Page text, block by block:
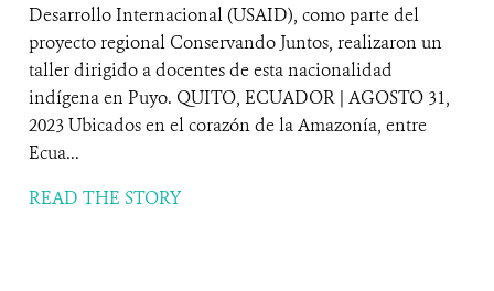
Desarrollo Internacional (USAID), como parte del
proyecto regional Conservando Juntos, realizaron un
taller dirigido a docentes de esta nacionalidad
indígena en Puyo. QUITO, ECUADOR | AGOSTO 31,
2023 Ubicados en el corazón de la Amazonía, entre
Ecua...
READ THE STORY